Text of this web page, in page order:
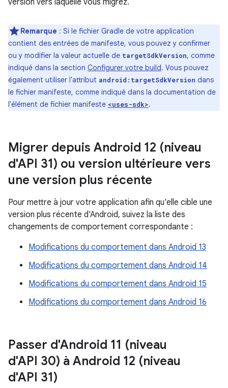
version vers laquelle vous migrez.
Remarque : Si le fichier Gradle de votre application
contient des entrées de manifeste, vous pouvez y confirmer
ou y modifier la valeur actuelle de targetSdkVersion, comme
indiqué dans la section Configurer votre build. Vous pouvez
également utiliser l'attribut android:targetSdkVersion dans
le fichier manifeste, comme indiqué dans la documentation de
l'élément de fichier manifeste <uses-sdk>.
Migrer depuis Android 12 (niveau
d'API 31) ou version ultérieure vers
une version plus récente
Pour mettre à jour votre application afin qu'elle cible une
version plus récente d'Android, suivez la liste des
changements de comportement correspondante :
Modifications du comportement dans Android 13
Modifications du comportement dans Android 14
Modifications du comportement dans Android 15
Modifications du comportement dans Android 16
Passer d'Android 11 (niveau
d'API 30) à Android 12 (niveau
d'API 31)